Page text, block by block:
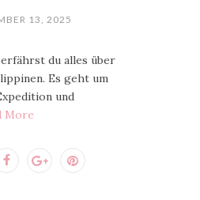
13, 2025
du alles über
Es geht um
und
More